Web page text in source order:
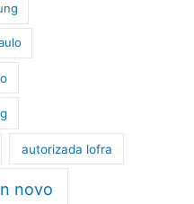
autorizada lofra
novo